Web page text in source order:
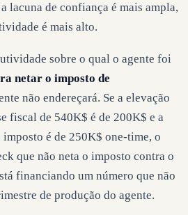
lacuna de confiança é mais ampla,
é mais alto.
sobre o qual o agente foi
netar o imposto de
não endereçará. Se a elevação
fiscal de 540K$ é de 200K$ e a
é de 250K$ one-time, o
que não neta o imposto contra o
financiando um número que não
de produção do agente.